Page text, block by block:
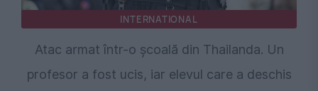
INTERNATIONAL
Atac armat într-o școală din Thailanda. Un
profesor a fost ucis, iar elevul care a deschis